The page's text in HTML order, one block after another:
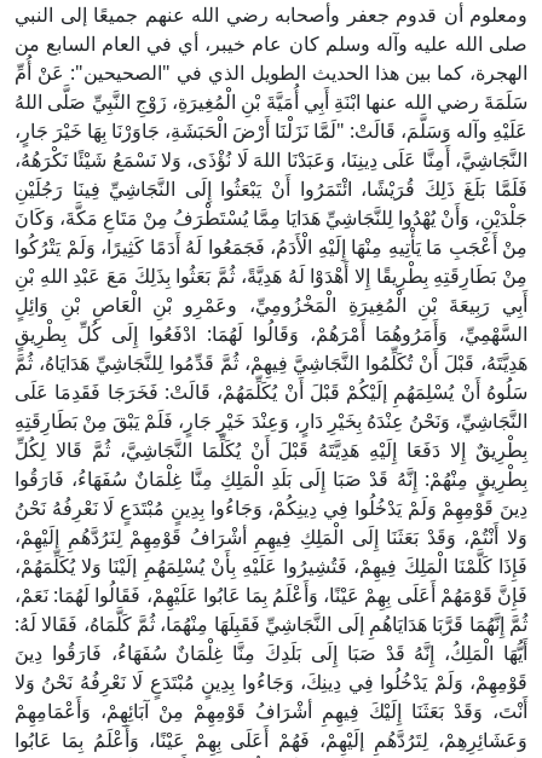
ومعلوم أن قدوم جعفر وأصحابه رضي الله عنهم جميعًا إلى النبي
صلى الله عليه وآله وسلم كان عام خيبر، أي في العام السابع من
الهجرة، كما بين هذا الحديث الطويل الذي في "الصحيحين": عَنْ أُمِّ
سَلَمَةَ رضي الله عنها ابْنَةِ أَبِي أُمَيَّةَ بْنِ الْمُغِيرَةِ، زَوْجِ النَّبِيِّ صَلَّى اللهُ
عَلَيْهِ وآله وَسَلَّمَ، قَالَتْ: "لَمَّا نَزَلْنَا أَرْضَ الْحَبَشَةِ، جَاوَرْنَا بِهَا خَيْرَ جَارٍ،
النَّجَاشِيَّ، أَمِنَّا عَلَى دِينِنَا، وَعَبَدْنَا اللهَ لَا نُؤْذَى، وَلا نَسْمَعُ شَيْئًا نَكْرَهُهُ،
فَلَمَّا بَلَغَ ذَلِكَ قُرَيْشًا، ائْتَمَرُوا أَنْ يَبْعَثُوا إِلَى النَّجَاشِيِّ فِينَا رَجُلَيْنِ
جَلْدَيْنِ، وَأَنْ يُهْدُوا لِلنَّجَاشِيِّ هَدَايَا مِمَّا يُسْتَطْرَفُ مِنْ مَتَاعِ مَكَّةَ، وَكَانَ
مِنْ أَعْجَبِ مَا يَأْتِيهِ مِنْهَا إِلَيْهِ الْأَدَمُ، فَجَمَعُوا لَهُ أَدَمًا كَثِيرًا، وَلَمْ يَتْرُكُوا
مِنْ بَطَارِقَتِهِ بِطْرِيقًا إِلا أَهْدَوْا لَهُ هَدِيَّةً، ثُمَّ بَعَثُوا بِذَلِكَ مَعَ عَبْدِ اللهِ بْنِ
أَبِي رَبِيعَةَ بْنِ الْمُغِيرَةِ الْمَخْزُومِيِّ، وعَمْرِو بْنِ الْعَاصِ بْنِ وَائِلٍ
السَّهْمِيِّ، وَأَمَرُوهُمَا أَمْرَهُمْ، وَقَالُوا لَهُمَا: ادْفَعُوا إِلَى كُلِّ بِطْرِيقٍ
هَدِيَّتَهُ، قَبْلَ أَنْ تُكَلِّمُوا النَّجَاشِيَّ فِيهِمْ، ثُمَّ قَدِّمُوا لِلنَّجَاشِيِّ هَدَايَاهُ، ثُمَّ
سَلُوهُ أَنْ يُسْلِمَهُمِ إلَيْكُمْ قَبْلَ أَنْ يُكَلِّمَهُمْ، قَالَتْ: فَخَرَجَا فَقَدِمَا عَلَى
النَّجَاشِيِّ، وَنَحْنُ عِنْدَهُ بِخَيْرِ دَارٍ، وَعِنْدَ خَيْرِ جَارٍ، فَلَمْ يَبْقَ مِنْ بَطَارِقَتِهِ
بِطْرِيقٌ إِلا دَفَعَا إِلَيْهِ هَدِيَّتَهُ قَبْلَ أَنْ يُكَلِّمَا النَّجَاشِيَّ، ثُمَّ قَالا لِكُلِّ
بِطْرِيقٍ مِنْهُمْ: إِنَّهُ قَدْ صَبَا إِلَى بَلَدِ الْمَلِكِ مِنَّا غِلْمَانٌ سُفَهَاءُ، فَارَقُوا
دِينَ قَوْمِهِمْ وَلَمْ يَدْخُلُوا فِي دِينِكُمْ، وَجَاءُوا بِدِينٍ مُبْتَدَعٍ لَا نَعْرِفُهُ نَحْنُ
وَلا أَنْتُمْ، وَقَدْ بَعَثَنَا إِلَى الْمَلِكِ فِيهِمِ أشْرَافُ قَوْمِهِمْ لِنَرُدَّهُمِ إلَيْهِمْ،
فَإِذَا كَلَّمْنَا الْمَلِكَ فِيهِمْ، فَتُشِيرُوا عَلَيْهِ بِأَنْ يُسْلِمَهُمِ إلَيْنَا وَلا يُكَلِّمَهُمْ،
فَإِنَّ قَوْمَهُمْ أَعَلَى بِهِمْ عَيْنًا، وَأَعْلَمُ بِمَا عَابُوا عَلَيْهِمْ، فَقَالُوا لَهُمَا: نَعَمْ،
ثُمَّ إِنَّهُمَا قَرَّبَا هَدَايَاهُمِ إلَى النَّجَاشِيِّ فَقَبِلَهَا مِنْهُمَا، ثُمَّ كَلَّمَاهُ، فَقَالا لَهُ:
أَيُّهَا الْمَلِكُ، إِنَّهُ قَدْ صَبَا إِلَى بَلَدِكَ مِنَّا غِلْمَانٌ سُفَهَاءُ، فَارَقُوا دِينَ
قَوْمِهِمْ، وَلَمْ يَدْخُلُوا فِي دِينِكَ، وَجَاءُوا بِدِينٍ مُبْتَدَعٍ لَا نَعْرِفُهُ نَحْنُ وَلا
أَنْتَ، وَقَدْ بَعَثَنَا إِلَيْكَ فِيهِمِ أشْرَافُ قَوْمِهِمْ مِنْ آبَائِهِمْ، وَأَعْمَامِهِمْ
وَعَشَائِرِهِمْ، لِتَرُدَّهُمِ إلَيْهِمْ، فَهُمْ أَعَلَى بِهِمْ عَيْنًا، وَأَعْلَمُ بِمَا عَابُوا